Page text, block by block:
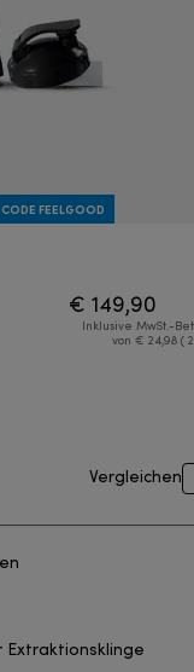
FEELGOOD
€ 149,90
Inklusive MwSt.-
von € 24,98 (
Vergleichen
Extraktionsklinge